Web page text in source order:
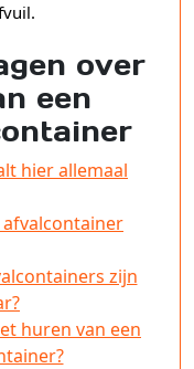
over
een
hier allemaal
zijn
huren van een